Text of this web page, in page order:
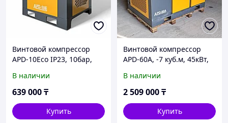
Винтовой компрессор
APD-10Eco IP23, 10бар,
В наличии
639 000₸
Купить
Винтовой компрессор
APD-60A, -7 куб.м, 45кВт,
В наличии
2 509 000₸
Купить